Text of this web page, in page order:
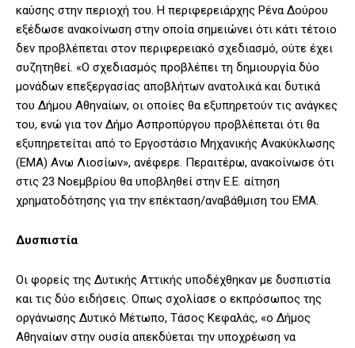
καύσης στην περιοχή του. Η περιφερειάρχης Ρένα Δούρου
εξέδωσε ανακοίνωση στην οποία σημειώνει ότι κάτι τέτοιο
δεν προβλέπεται στον περιφερειακό σχεδιασμό, ούτε έχει
συζητηθεί. «Ο σχεδιασμός προβλέπει τη δημιουργία δύο
μονάδων επεξεργασίας αποβλήτων ανατολικά και δυτικά
του Δήμου Αθηναίων, οι οποίες θα εξυπηρετούν τις ανάγκες
του, ενώ για τον Δήμο Ασπροπύργου προβλέπεται ότι θα
εξυπηρετείται από το Εργοστάσιο Μηχανικής Ανακύκλωσης
(ΕΜΑ) Ανω Λιοσίων», ανέφερε. Περαιτέρω, ανακοίνωσε ότι
στις 23 Νοεμβρίου θα υποβληθεί στην Ε.Ε. αίτηση
χρηματοδότησης για την επέκταση/αναβάθμιση του ΕΜΑ.
Δυσπιστία
Οι φορείς της Δυτικής Αττικής υποδέχθηκαν με δυσπιστία
και τις δύο ειδήσεις. Οπως σχολίασε ο εκπρόσωπος της
οργάνωσης Δυτικό Μέτωπο, Τάσος Κεφαλάς, «ο Δήμος
Αθηναίων στην ουσία απεκδύεται την υποχρέωση να